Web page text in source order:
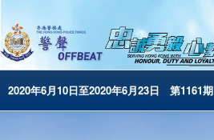
2020年6月10日至2020年6月23日 第1161期